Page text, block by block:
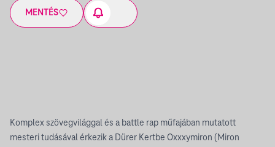
MENTÉS
Komplex szövegvilággal és a battle rap műfajában mutatott
mesteri tudásával érkezik a Dürer Kertbe Oxxxymiron (Miron